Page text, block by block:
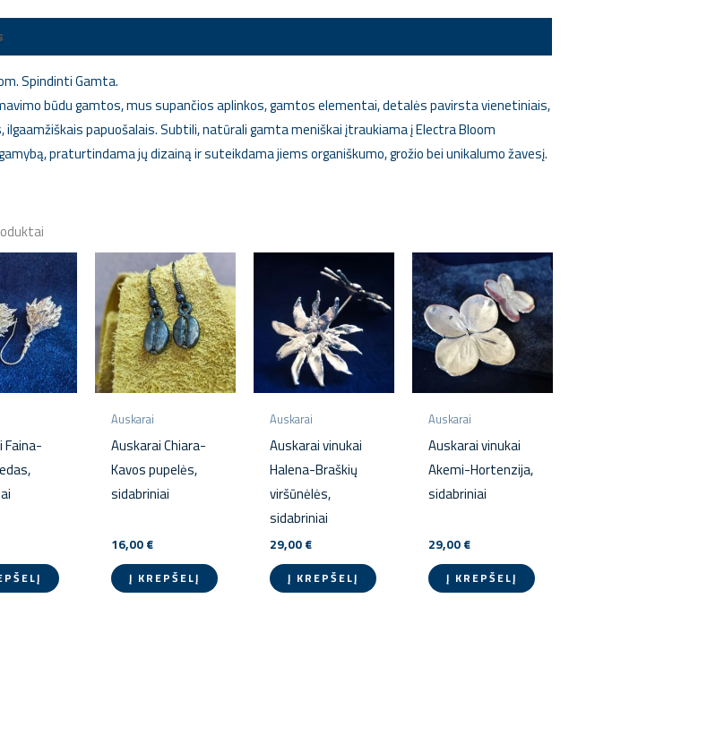
Spindinti Gamta.
būdu gamtos, mus supančios aplinkos, gamtos elementai, detalės pavirsta vienetiniais,
ilgaamžiškais papuošalais. Subtili, natūrali gamta meniškai įtraukiama į Electra Bloom
praturtindama jų dizainą ir suteikdama jiems organiškumo, grožio bei unikalumo žavesį.
Faina-
Auskarai
Auskarai Chiara-
Kavos pupelės,
sidabriniai
16,00 €
Į KREPŠELĮ
Auskarai
Auskarai vinukai
Halena-Braškių
viršūnėlės,
sidabriniai
29,00 €
Į KREPŠELĮ
Auskarai
Auskarai vinukai
Akemi-Hortenzija,
sidabriniai
29,00 €
Į KREPŠELĮ